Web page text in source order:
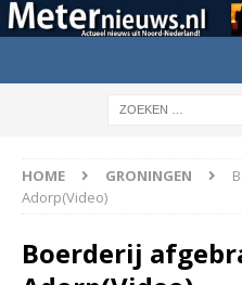
HOME GRONINGEN
Adorp(Video)
Boerderij